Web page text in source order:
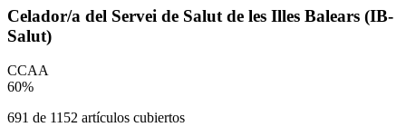
Celador/a del Servei de Salut de les Illes Balears (IB-
Salut)
CCAA
60%
691 de 1152 artículos cubiertos